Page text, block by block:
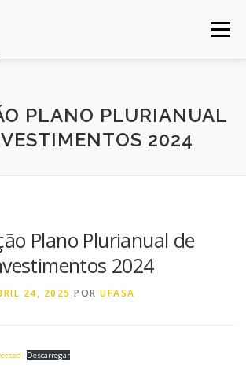
Menu
DE FREGUESIA
NOTÍCIAS MAPA
PLANO PLURIANUAL
2024
Plano Plurianual de
2024
24, 2025 POR UFASA
Descarregar